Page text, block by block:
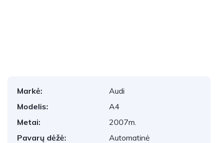
Markė:
Audi
Modelis:
A4
Metai:
2007m.
Pavarų dėžė:
Automatinė